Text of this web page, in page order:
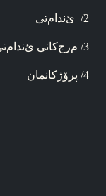
2/ ئ‌ندام‌تی
3/ م‌رج‌کانی ئ‌ندام‌تی
4/ پرۆژ‌کانمان